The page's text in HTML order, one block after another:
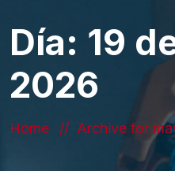
Día: 19
2026
Home Archive for